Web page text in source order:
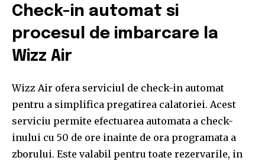
Check-in automat si
procesul de imbarcare la
Wizz Air
Wizz Air ofera serviciul de check-in automat
pentru a simplifica pregatirea calatoriei. Acest
serviciu permite efectuarea automata a check-
inului cu 50 de ore inainte de ora programata a
zborului. Este valabil pentru toate rezervarile, in